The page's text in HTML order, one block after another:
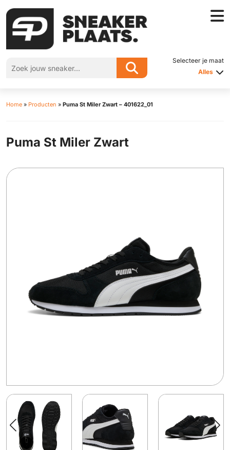
Selecteer je maat
Alles
Home » Producten » Puma St Miler Zwart – 401622_01
Puma St Miler Zwart